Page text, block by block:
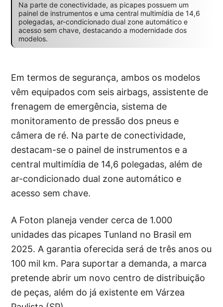
Na parte de conectividade, as picapes possuem um
painel de instrumentos e uma central multimídia de 14,6
polegadas, ar-condicionado dual zone automático e
acesso sem chave, destacando a modernidade dos
modelos.
Em termos de segurança, ambos os modelos
vêm equipados com seis airbags, assistente de
frenagem de emergência, sistema de
monitoramento de pressão dos pneus e
câmera de ré. Na parte de conectividade,
destacam-se o painel de instrumentos e a
central multimídia de 14,6 polegadas, além de
ar-condicionado dual zone automático e
acesso sem chave.
A Foton planeja vender cerca de 1.000
unidades das picapes Tunland no Brasil em
2025. A garantia oferecida será de três anos ou
100 mil km. Para suportar a demanda, a marca
pretende abrir um novo centro de distribuição
de peças, além do já existente em Várzea